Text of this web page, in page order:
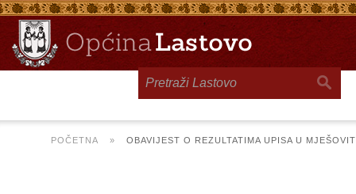
POČETNA » OBAVIJEST O REZULTATIMA UPISA U